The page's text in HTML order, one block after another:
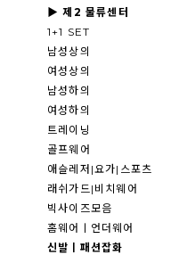
▶ 제2 물류센터
1+1 SET
남성상의
여성상의
남성하의
여성하의
트레이닝
골프웨어
애슬레저|요가|스포츠
래쉬가드|비치웨어
빅사이즈모음
홈웨어ㅣ언더웨어
신발ㅣ패션잡화